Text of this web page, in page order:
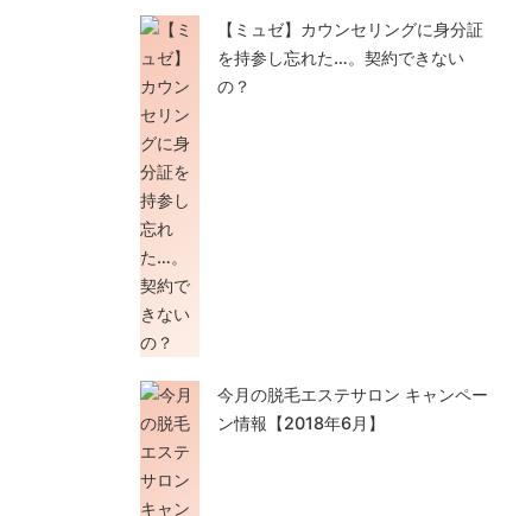
【ミュゼ】カウンセリングに身分証
を持参し忘れた…。契約できない
の？
今月の脱毛エステサロン キャンペー
ン情報【2018年6月】